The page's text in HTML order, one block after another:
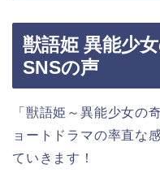
獣語姫 異能少
SNSの声
「獣語姫～異能少女の
ョートドラマの率直な
ていきます！